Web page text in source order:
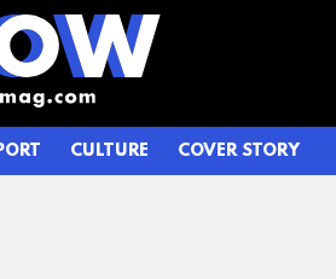
CULTURE COVER STORY